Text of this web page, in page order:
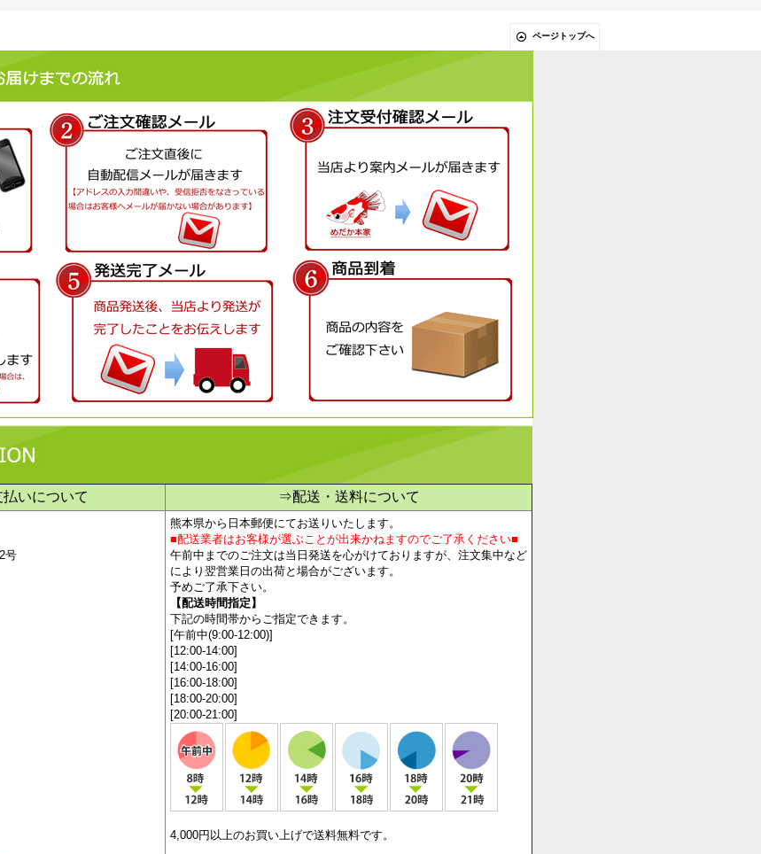
いについて ⇒配送・送料について
熊本県から日本郵便にてお送りいたします。
■配送業者はお客様が選ぶことが出来かねますのでご了承ください■
午前中までのご注文は当日発送を心がけておりますが、注文集中など
により翌営業日の出荷と場合がございます。
予めご了承下さい。
【配送時間指定】
下記の時間帯からご指定できます。
[午前中(9:00-12:00)]
[12:00-14:00]
[14:00-16:00]
[16:00-18:00]
[18:00-20:00]
[20:00-21:00]